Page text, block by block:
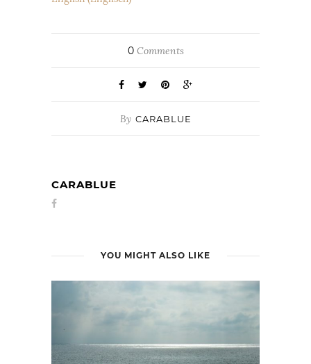
0Comments
By CARABLUE
CARABLUE
YOU MIGHT ALSO LIKE